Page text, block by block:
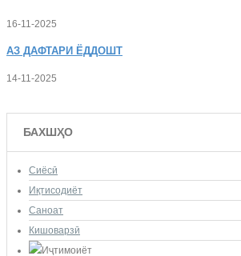
16-11-2025
АЗ ДАФТАРИ ЁДДОШТ
14-11-2025
БАХШҲО
Сиёсӣ
Иқтисодиёт
Саноат
Кишоварзӣ